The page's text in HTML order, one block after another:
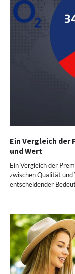
Ein Vergleich
und Wert
Ein Vergleich der
zwischen Qualität
entscheidender